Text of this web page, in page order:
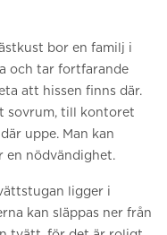
bor en familj i
och tar fortfarande
att hissen finns där.
sovrum, till kontoret
uppe. Man kan
en nödvändighet.
ligger i
kan släppas ner från